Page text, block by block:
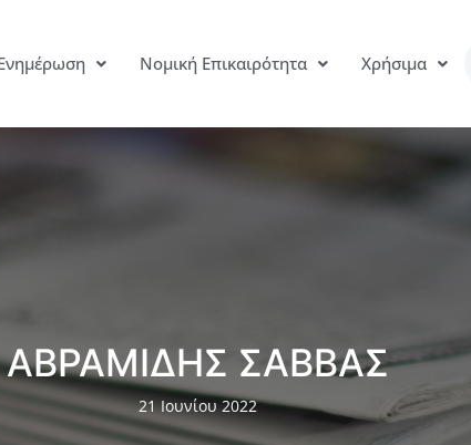
Νομική Επικαιρότητα Χρήσιμα
ΑΒΡΑΜΙΔΗΣ ΣΑΒΒΑΣ
21 Ιουνίου 2022